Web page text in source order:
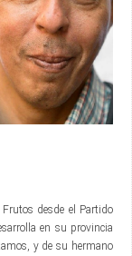
desde el Partido
en su provincia
y de su hermano